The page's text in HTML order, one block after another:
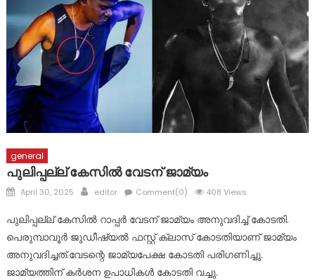
മാലാഖയായി എത്തിയത് മാർ സ്ലീവാ മെഡിസിറ്റിയിലെ നഴ്സ് !
പ്രളയബാധിത പൂഞ്ഞാർ തെക്കേക്കരയെ അവഗണിച്ച
പൊതുമരാമത്ത് മന്ത്രി പി.കെ. ബഷീറിന്റെ നടപടി
പ്രതിഷേധാർഹം ബി ജെ പി
ഈരാറ്റുപേട്ട-വാഗമൺ റോഡിലെ രാത്രികാല യാത്രയ്ക്കും
വിനോദസഞ്ചാരകേന്ദ്രങ്ങലേയ്ക്കുള്ള പ്രവേശനത്തിനും
വിലക്ക്
general
പുലിപ്പല്ല് കേസിൽ വേടന് ജാമ്യം
Posted
April 30, 2025 Author
editor Comment(0) 408 Views
പുലിപ്പല്ല് കേസിൽ റാപ്പർ വേടന് ജാമ്യം അനുവദിച്ച് കോടതി.
പെരുമ്പാവൂർ ജുഡീഷ്യൽ ഫസ്റ്റ് ക്ലാസ് കോടതിയാണ് ജാമ്യം
അനുവദിച്ചത്.വേടന്റെ ജാമ്യപേക്ഷ കോടതി പരിഗണിച്ചു.
ജാമ്യത്തിന് കർശന ഉപാധികൾ കോടതി വച്ചു.